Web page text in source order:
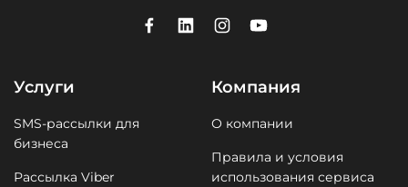
Услуги
SMS-рассылки для
бизнеса
Рассылка Viber
Компания
О компании
Правила и условия
использования сервиса